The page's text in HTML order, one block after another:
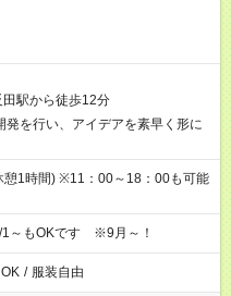
田駅から徒歩12分
を行い、アイデアを素早く形に
1時間) ※11：00～18：00も可能
～もOKです ※9月～！
/ 服装自由